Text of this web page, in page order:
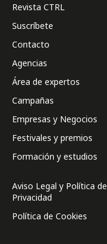
Revista CTRL
Suscríbete
Contacto
Agencias
Área de expertos
Campañas
Empresas y Negocios
Festivales y premios
Formación y estudios
Aviso Legal y Política de
Privacidad
Política de Cookies